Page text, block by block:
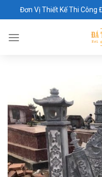
to
Đơn Vị Thiết Kế Thi Công